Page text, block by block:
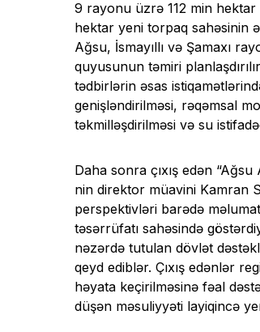
9 rayonu üzrə 112 min hektar
hektar yeni torpaq sahəsinin
Ağsu, İsmayıllı və Şamaxı
quyusunun təmiri
tədbirlərin əsas
genişləndirilməsi, rəqəmsal
təkmilləşdirilməsi və su
Daha sonra çıxış edən
nin direktor müavini Kamran
perspektivləri barədə
təsərrüfatı sahəsində
nəzərdə tutulan dövlət
qeyd ediblər. Çıxış edənlər
həyata keçirilməsinə fəal
düşən məsuliyyəti layiqincə